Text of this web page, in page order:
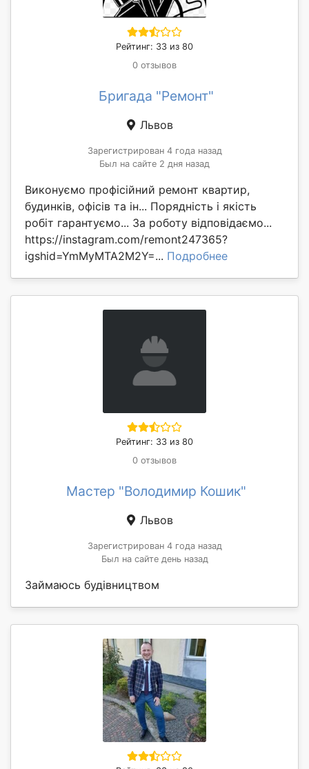
Рейтинг: 33 из 80
0 отзывов
Бригада "Ремонт"
Львов
Зарегистрирован 4 года назад
Был на сайте 2 дня назад
Виконуємо профісійний ремонт квартир,
будинків, офісів та ін... Порядність і якість
робіт гарантуємо... За роботу відповідаємо...
https://instagram.com/remont247365?
igshid=YmMyMTA2M2Y=... Подробнее
Рейтинг: 33 из 80
0 отзывов
Мастер "Володимир Кошик"
Львов
Зарегистрирован 4 года назад
Был на сайте день назад
Займаюсь будівництвом